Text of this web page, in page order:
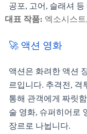
공포, 고어, 슬래셔
대표 작품: 엑소시스
🚀 액션 영화
액션은 화려한 액션
르입니다. 추격전, 격
통해 관객에게 짜릿
술 영화, 슈퍼히어로
장르로 나뉩니다.